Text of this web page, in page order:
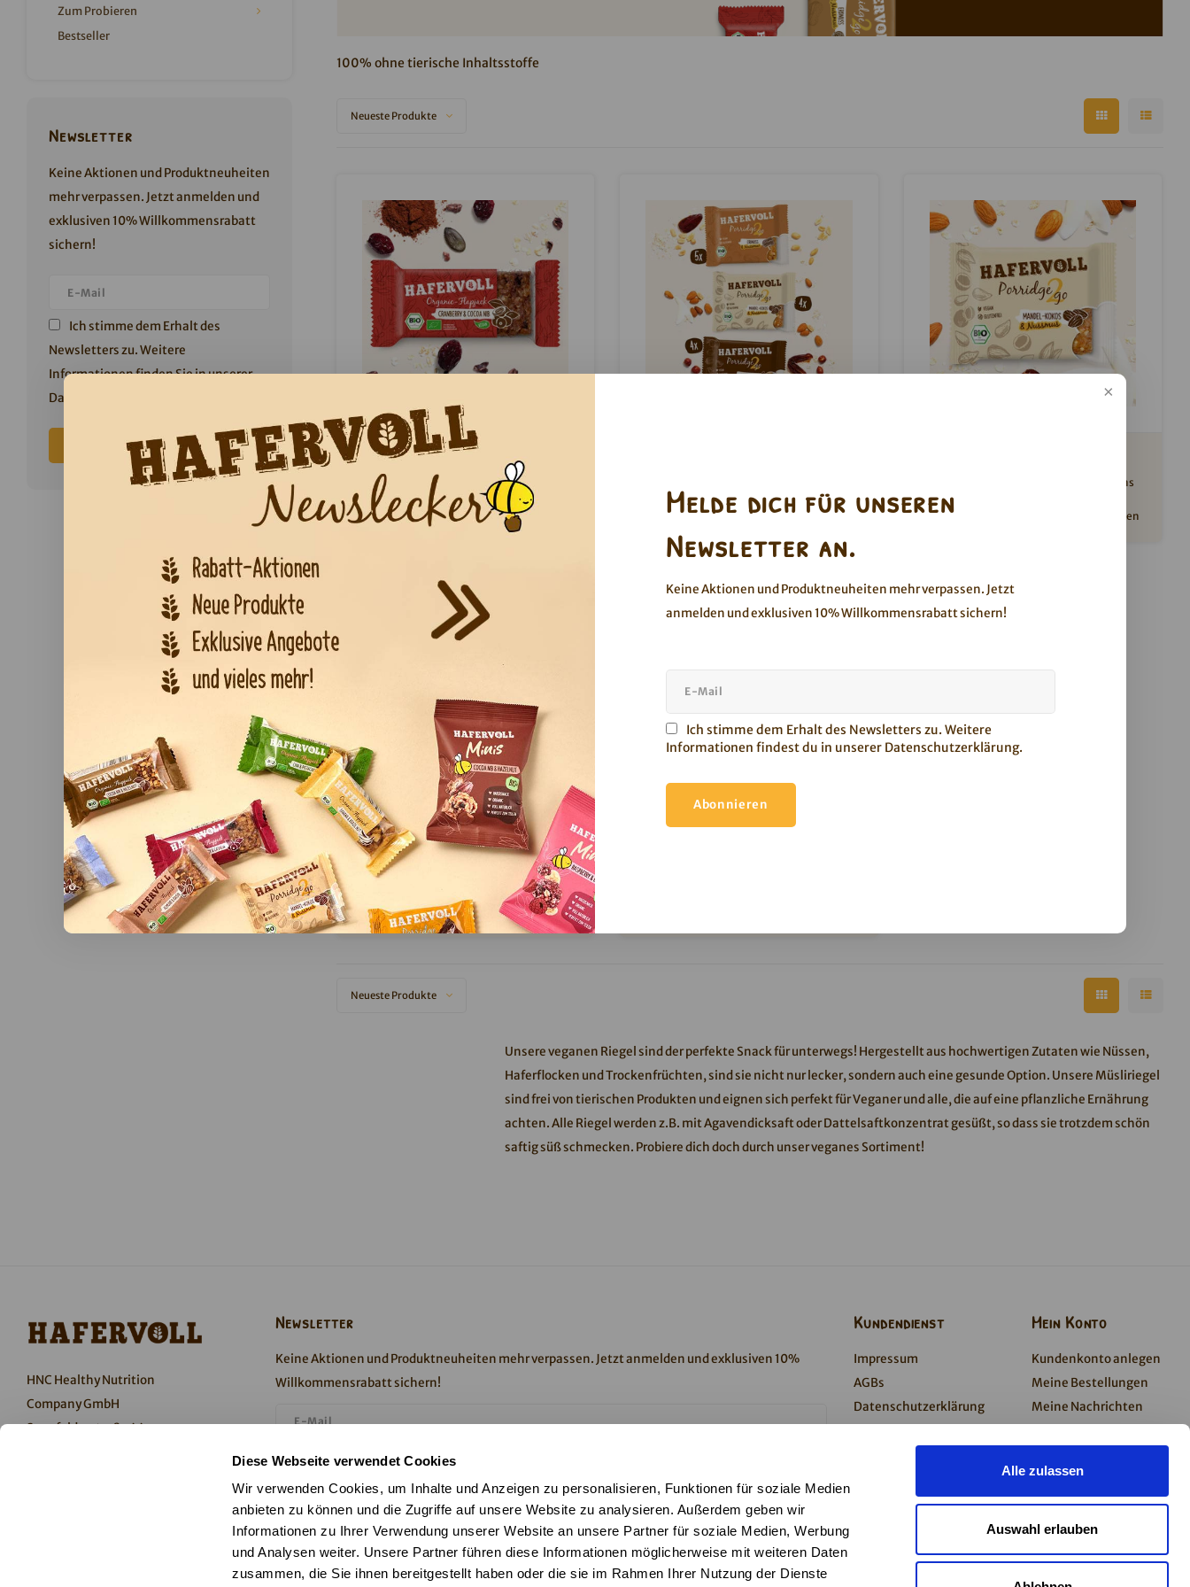
Melde dich für unseren
Newsletter an.
Keine Aktionen und Produktneuheiten mehr verpassen. Jetzt
anmelden und exklusiven 10% Willkommensrabatt sichern!
Ich stimme dem Erhalt des Newsletters zu. Weitere
Informationen findest du in unserer Datenschutzerklärung.
Abonnieren
Diese Webseite verwendet Cookies
Wir verwenden Cookies, um Inhalte und Anzeigen zu personalisieren, Funktionen für soziale Medien
anbieten zu können und die Zugriffe auf unsere Website zu analysieren. Außerdem geben wir
Informationen zu Ihrer Verwendung unserer Website an unsere Partner für soziale Medien, Werbung
und Analysen weiter. Unsere Partner führen diese Informationen möglicherweise mit weiteren Daten
zusammen, die Sie ihnen bereitgestellt haben oder die sie im Rahmen Ihrer Nutzung der Dienste
Alle zulassen
Auswahl erlauben
Zum Probieren
Bestseller
Newsletter
Keine Aktionen und Produktneuheiten
mehr verpassen. Jetzt anmelden und
exklusiven 10% Willkommensrabatt
sichern!
Ich stimme dem Erhalt des
Newsletters zu. Weitere
Informationen finden Sie in unserer
Datenschutzerklärung
Abonnieren
100% ohne tierische Inhaltsstoffe
Neueste Produkte
Cranberry & Cocoa Nib - 18er Box
„Gibt’s auch was mit Schoki?“ Natürlich!
Unseren veganen Flapjack Cranberry &
Cocoa Nib.
Porridge2go in der praktischen Mixbox -
glutenfrei und bio-zertifiziert.
Hinweis: Dieses Produkt ist mindestens
Feines Mandelmus vereint mit knackigen
Haselnuss Porridge2go
Hinweis: Dieses Produkt ist mindestens
haltbar bis zum 15.10.2026
Zartes Nussmus und knackige
Haselnussstückchen lassen deine
Neueste Produkte
Unsere veganen Riegel sind der perfekte Snack für unterwegs! Hergestellt aus hochwertigen Zutaten wie Nüssen,
Haferflocken und Trockenfrüchten, sind sie nicht nur lecker, sondern auch eine gesunde Option. Unsere Müsliriegel
sind frei von tierischen Produkten und eignen sich perfekt für Veganer und alle, die auf eine pflanzliche Ernährung
achten. Alle Riegel werden z.B. mit Agavendicksaft oder Dattelsaftkonzentrat gesüßt, so dass sie trotzdem schön
saftig süß schmecken. Probiere dich doch durch unser veganes Sortiment!
HNC Healthy Nutrition
Company GmbH
Senefelderstraße 44
Newsletter
Keine Aktionen und Produktneuheiten mehr verpassen. Jetzt anmelden und exklusiven 10%
Willkommensrabatt sichern!
Ich stimme dem Erhalt des Newsletters zu. Weitere Informationen findest du in unserer
Abonnieren
Kundendienst
Impressum
AGBs
Datenschutzerklärung
Newsletter
Mein Konto
Kundenkonto anlegen
Meine Bestellungen
Meine Nachrichten